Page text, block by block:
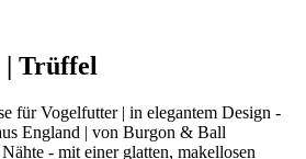
| Trüffel
für Vogelfutter | in elegantem Design -
England | von Burgon & Ball
- mit einer glatten, makellosen